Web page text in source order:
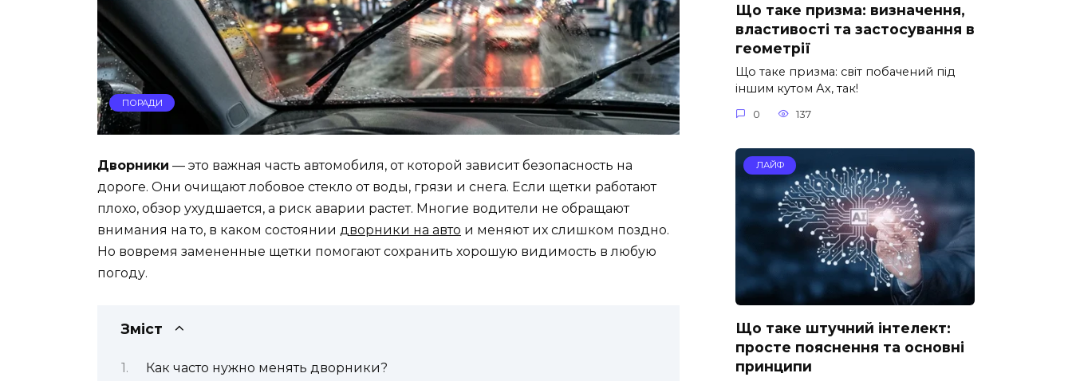
ПОРАДИ
Дворники — это важная часть автомобиля, от которой зависит безопасность на
дороге. Они очищают лобовое стекло от воды, грязи и снега. Если щетки работают
плохо, обзор ухудшается, а риск аварии растет. Многие водители не обращают
внимания на то, в каком состоянии дворники на авто и меняют их слишком поздно.
Но вовремя замененные щетки помогают сохранить хорошую видимость в любую
погоду.
Зміст
Как часто нужно менять дворники?
Що таке призма: визначення,
властивості та застосування в
геометрії
Що таке призма: світ побачений під
іншим кутом Ах, так!
0 137
ЛАЙФ
Що таке штучний інтелект:
просте пояснення та основні
принципи